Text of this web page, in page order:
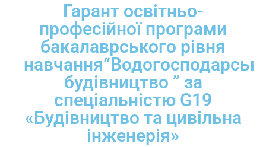
Гарант освітньо-
професійної програми
бакалаврського рівня
будівництво ” за
спеціальністю G19
«Будівництво та цивільна
інженерія»